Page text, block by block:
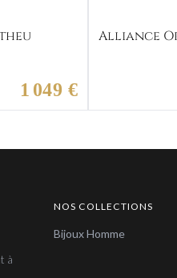
1 049 €
Alliance
à
NOS COLLECTIONS
Bijoux Homme